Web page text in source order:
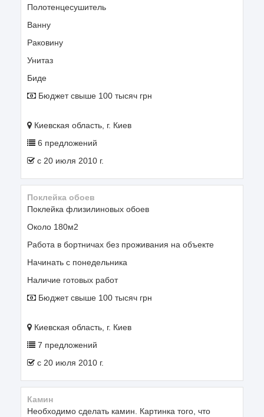
Полотенцесушитель
Ванну
Раковину
Унитаз
Биде
Бюджет свыше 100 тысяч грн
Киевская область, г. Киев
6 предложений
c 20 июля 2010 г.
Поклейка обоев
Поклейка флизилиновых обоев
Около 180м2
Работа в бортничах без проживания на объекте
Начинать с понедельника
Наличие готовых работ
Бюджет свыше 100 тысяч грн
Киевская область, г. Киев
7 предложений
c 20 июля 2010 г.
Камин
Необходимо сделать камин. Картинка того, что